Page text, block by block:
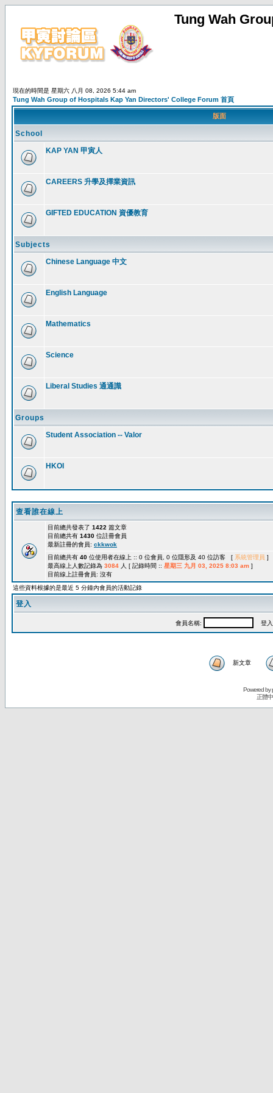
Tung Wah
現在的時間是 星期六 八月 08, 2026 5:44 am
Tung Wah Group of Hospitals Kap Yan Directors' College Forum 首頁
版面
School
KAP YAN 甲寅人
CAREERS 升學及擇業資訊
GIFTED EDUCATION 資優教育
Subjects
Chinese Language 中文
English Language
Mathematics
Science
Liberal Studies 通通識
Groups
Student Association -- Valor
HKOI
查看誰在線上
目前總共發表了 1422 篇文章
目前總共有 1430 位註冊會員
最新註冊的會員: ckkwok
目前總共有 40 位使用者在線上 :: 0 位會員, 0 位隱形及 40 位訪客 [ 系統管理員 ]
最高線上人數記錄為 3084 人 [ 記錄時間 :: 星期三 九月 03, 2025 8:03 am ]
目前線上註冊會員: 沒有
這些資料根據的是最近 5 分鐘內會員的活動記錄
登入
會員名稱: 登入
新文章
Powered by
正體